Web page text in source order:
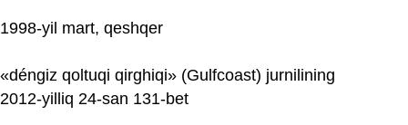
1998-yil mart, qeshqer
«déngiz qoltuqi qirghiqi» (Gulfcoast) jurnilining
2012-yilliq 24-san 131-bet